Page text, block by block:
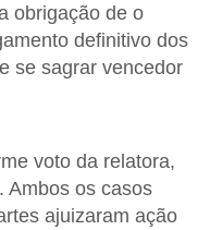
obrigação de o
definitivo dos
se sagrar vencedor
voto da relatora,
Ambos os casos
ajuizaram ação